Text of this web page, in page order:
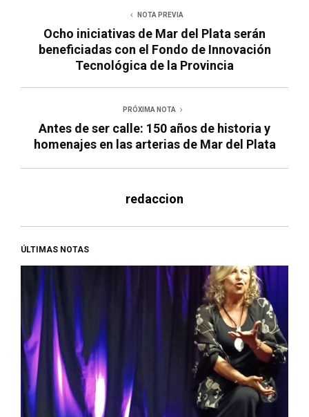
NOTA PREVIA
Ocho iniciativas de Mar del Plata serán
beneficiadas con el Fondo de Innovación
Tecnológica de la Provincia
PRÓXIMA NOTA
Antes de ser calle: 150 años de historia y
homenajes en las arterias de Mar del Plata
redaccion
ÚLTIMAS NOTAS